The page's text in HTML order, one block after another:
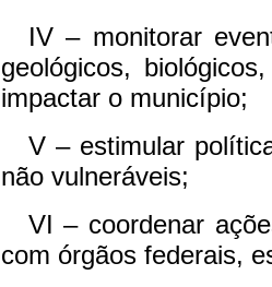
IV – monitorar
geológicos,
impactar o município;
V – estimular
não vulneráveis;
VI – coordenar
com órgãos federais,